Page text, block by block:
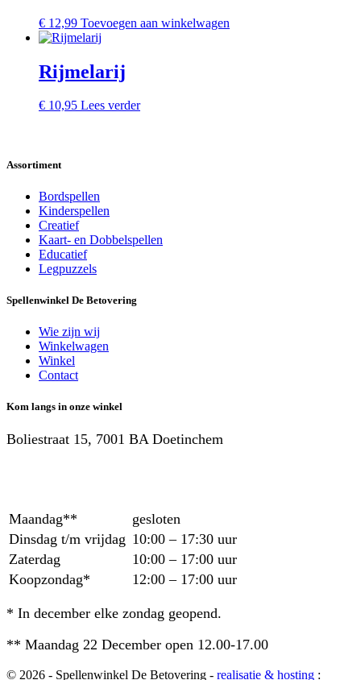
€ 12,99 Toevoegen aan winkelwagen
Rijmelarij
€ 10,95 Lees verder
Assortiment
Bordspellen
Kinderspellen
Creatief
Kaart- en Dobbelspellen
Educatief
Legpuzzels
Spellenwinkel De Betover​ing
Wie zijn wij
Winkelwagen
Winkel
Contact
Kom langs in onze winkel
Boliestraat 15, 7001 BA Doetinchem
Maandag**
gesloten
Dinsdag t/m vrijdag 10:00 – 17:30 uur
Zaterdag
10:00 – 17:00 uur
Koopzondag*
12:00 – 17:00 uur
* In december elke zondag geopend.
** Maandag 22 December open 12.00-17.00
© 2026 - Spellenwinkel De Betovering - realisatie & hosting :